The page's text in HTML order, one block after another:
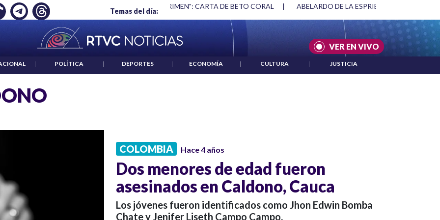
Temas del día:
EMPLEO: JP MORGAN "HABLAR NO ES UN CRIMEN": CARTA DE BETO CORAL | ABELARDO DE LA ESPRIELLA Y DMG
VER EN VIVO
| POLÍTICA | DEPORTES | ECONOMÍA | CULTURA | JUSTICIA
COLOMBIA Hace 4 años
Dos menores de edad fueron
asesinados en Caldono, Cauca
Los jóvenes fueron identificados como Jhon Edwin Bomba
Chate y Jenifer Liseth Campo Campo.